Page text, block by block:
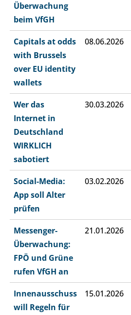
Überwachung
beim VfGH
Capitals at odds
with Brussels
over EU identity
wallets
08.06.2026
Wer das
Internet in
Deutschland
WIRKLICH
sabotiert
30.03.2026
Social-Media:
App soll Alter
prüfen
03.02.2026
Messenger-
Überwachung:
FPÖ und Grüne
rufen VfGH an
21.01.2026
Innenausschuss
will Regeln für
15.01.2026